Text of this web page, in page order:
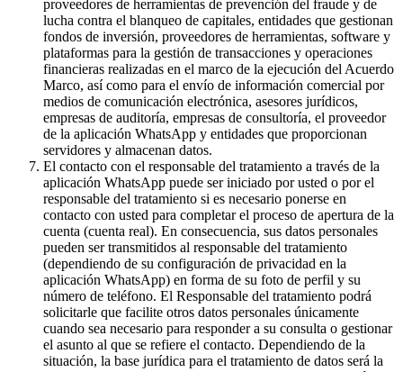
proveedores de herramientas de prevención del fraude y de
lucha contra el blanqueo de capitales, entidades que gestionan
fondos de inversión, proveedores de herramientas, software y
plataformas para la gestión de transacciones y operaciones
financieras realizadas en el marco de la ejecución del Acuerdo
Marco, así como para el envío de información comercial por
medios de comunicación electrónica, asesores jurídicos,
empresas de auditoría, empresas de consultoría, el proveedor
de la aplicación WhatsApp y entidades que proporcionan
servidores y almacenan datos.
El contacto con el responsable del tratamiento a través de la
aplicación WhatsApp puede ser iniciado por usted o por el
responsable del tratamiento si es necesario ponerse en
contacto con usted para completar el proceso de apertura de la
cuenta (cuenta real). En consecuencia, sus datos personales
pueden ser transmitidos al responsable del tratamiento
(dependiendo de su configuración de privacidad en la
aplicación WhatsApp) en forma de su foto de perfil y su
número de teléfono. El Responsable del tratamiento podrá
solicitarle que facilite otros datos personales únicamente
cuando sea necesario para responder a su consulta o gestionar
el asunto al que se refiere el contacto. Dependiendo de la
situación, la base jurídica para el tratamiento de datos será la